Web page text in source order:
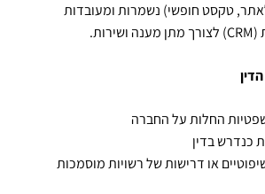
טקסט חופשי) נשמרות ומעובדות
(CRM) לצורך מתן מענה ושירות.
החלות על החברה
כנדרש בדין
או דרישות של רשויות מוסמכות